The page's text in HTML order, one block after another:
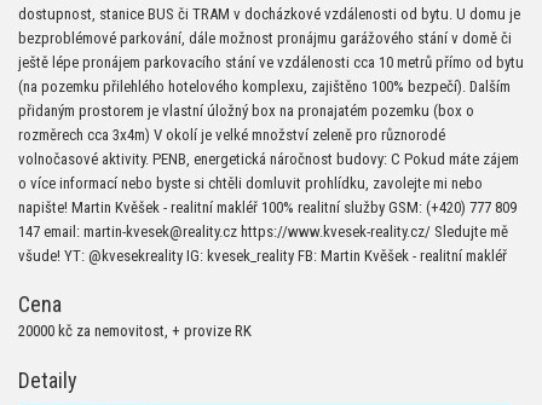
dostupnost, stanice BUS či TRAM v docházkové vzdálenosti od bytu. U domu je
bezproblémové parkování, dále možnost pronájmu garážového stání v domě či
ještě lépe pronájem parkovacího stání ve vzdálenosti cca 10 metrů přímo od bytu
(na pozemku přilehlého hotelového komplexu, zajištěno 100% bezpečí). Dalším
přidaným prostorem je vlastní úložný box na pronajatém pozemku (box o
rozměrech cca 3x4m) V okolí je velké množství zeleně pro různorodé
volnočasové aktivity. PENB, energetická náročnost budovy: C Pokud máte zájem
o více informací nebo byste si chtěli domluvit prohlídku, zavolejte mi nebo
napište! Martin Kvěšek - realitní makléř 100% realitní služby GSM: (+420) 777 809
147 email: martin-kvesek@reality.cz https://www.kvesek-reality.cz/ Sledujte mě
všude! YT: @kvesekreality IG: kvesek_reality FB: Martin Kvěšek - realitní makléř
Cena
20000 kč za nemovitost, + provize RK
Detaily